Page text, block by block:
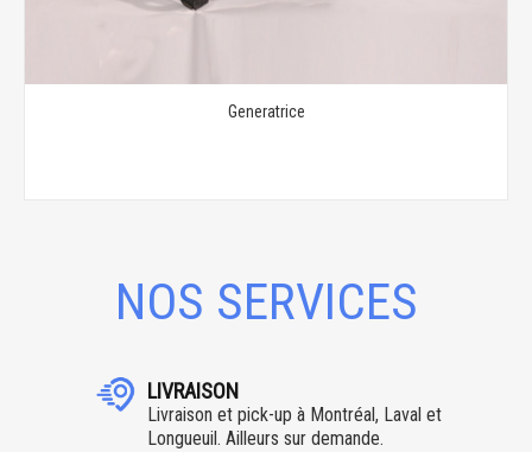
Generatrice
NOS SERVICES
LIVRAISON
Livraison et pick-up à Montréal, Laval et
Longueuil. Ailleurs sur demande.